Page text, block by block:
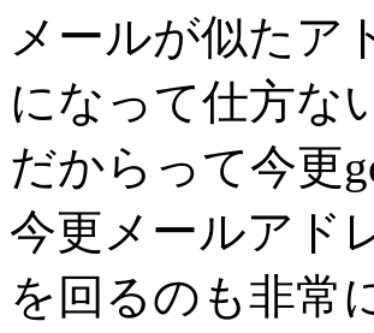
メールが似たア
になって仕方な
だからって今更
今更メールアド
を回るのも非常